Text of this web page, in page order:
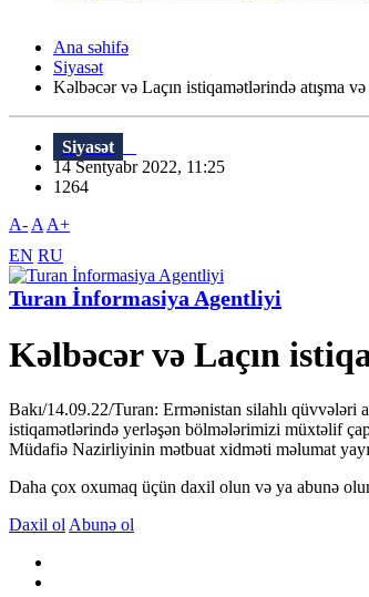
Ana səhifə
Siyasət
Kəlbəcər və Laçın istiqamətlərində atışma
Siyasət
14 Sentyabr 2022, 11:25
1264
A- A A+
EN RU
Turan İnformasiya Agentliyi
Kəlbəcər və Laçın
Bakı/14.09.22/Turan: Ermənistan silahlı qüvvələri
istiqamətlərində yerləşən bölmələrimizi müxtəlif
Müdafiə Nazirliyinin mətbuat xidməti məlumat
Daha çox oxumaq üçün daxil olun və ya abunə
Daxil ol Abunə ol